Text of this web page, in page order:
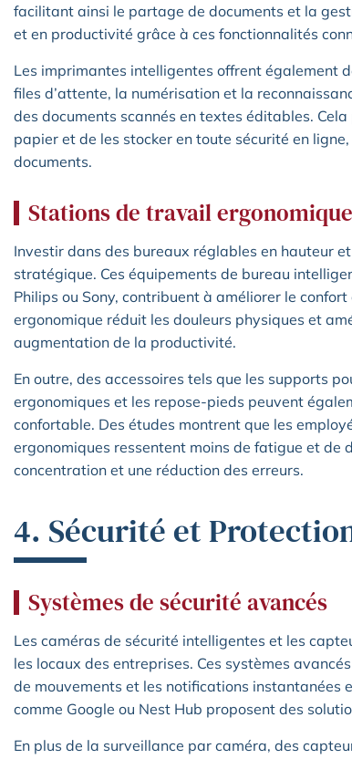
facilitant ainsi le partage de documents et la
et en productivité grâce à ces fonctionnalités
Les imprimantes intelligentes offrent également
files d’attente, la numérisation et la
des documents scannés en textes éditables.
papier et de les stocker en toute sécurité en
documents.
Stations de travail
Investir dans des bureaux réglables en hauteur
stratégique. Ces équipements de bureau
Philips ou Sony, contribuent à améliorer le
ergonomique réduit les douleurs physiques et
augmentation de la productivité.
En outre, des accessoires tels que les supports
ergonomiques et les repose-pieds peuvent
confortable. Des études montrent que les
ergonomiques ressentent moins de fatigue et de
concentration et une réduction des erreurs.
4. Sécurité et
Systèmes de sécurité avancés
Les caméras de sécurité intelligentes et les
les locaux des entreprises. Ces systèmes
de mouvements et les notifications instantanées
comme Google ou Nest Hub proposent des
En plus de la surveillance par caméra, des